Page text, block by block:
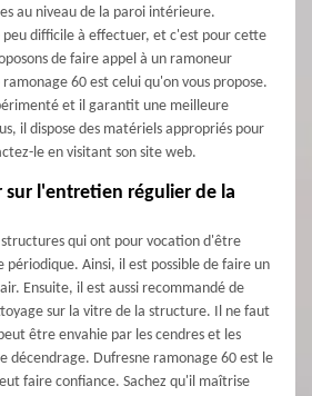
au niveau de la paroi intérieure.
difficile à effectuer, et c'est pour cette
de faire appel à un ramoneur
60 est celui qu'on vous propose.
et il garantit une meilleure
il dispose des matériels appropriés pour
le en visitant son site web.
l'entretien régulier de la
structures qui ont pour vocation d'être
Ainsi, il est possible de faire un
Ensuite, il est aussi recommandé de
sur la vitre de la structure. Il ne faut
être envahie par les cendres et les
décendrage. Dufresne ramonage 60 est le
faire confiance. Sachez qu'il maîtrise